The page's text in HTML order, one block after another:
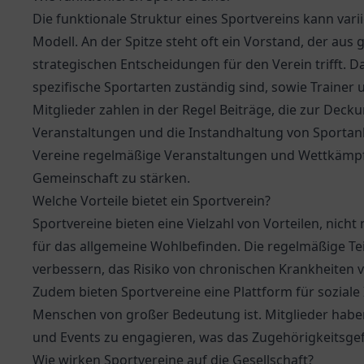
Die funktionale Struktur eines Sportvereins kann
Modell. An der Spitze steht oft ein Vorstand, der
strategischen Entscheidungen für den Verein trifft.
spezifische Sportarten zuständig sind, sowie Trainer
Mitglieder zahlen in der Regel Beiträge, die zur
Veranstaltungen und die Instandhaltung von
Vereine regelmäßige Veranstaltungen und
Gemeinschaft zu stärken.
Welche Vorteile bietet ein Sportverein?
Sportvereine bieten eine Vielzahl von Vorteilen,
für das allgemeine Wohlbefinden. Die regelmäßige
verbessern, das Risiko von chronischen
Zudem bieten Sportvereine eine Plattform für
Menschen von großer Bedeutung ist. Mitglieder
und Events zu engagieren, was das
Wie wirken Sportvereine auf die Gesellschaft?